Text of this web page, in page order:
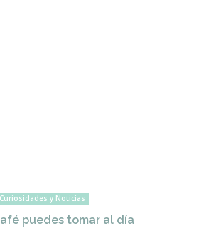
Curiosidades y Noticias
puedes tomar al día